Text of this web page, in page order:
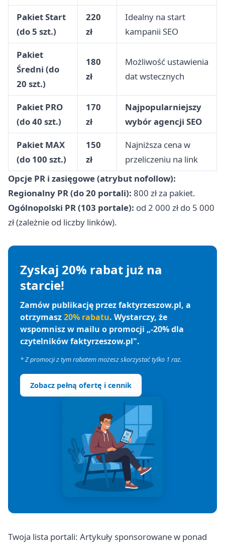
Pakiet Start
(do 5 szt.)
220
zł
Idealny na start
kampanii SEO
Pakiet
Średni (do
20 szt.)
180
zł
Możliwość ustawienia
dat wstecznych
Pakiet PRO
(do 40 szt.)
170
zł
Najpopularniejszy
wybór agencji SEO
Pakiet MAX
(do 100 szt.)
150
zł
Najniższa cena w
przeliczeniu na link
Opcje PR i zasięgowe (atrybut nofollow):
Regionalny PR (do 20 portali): 800 zł za pakiet.
Ogólnopolski PR (103 portale): od 2 000 zł do 5 000
zł (zależnie od liczby linków).
Zyskaj 20% rabat już na
starcie!
Zamów publikację przez faktyrzeszow.pl, a
otrzymasz20% rabatu. Wystarczy, że
wspomnisz w mailu o promocji „-20% dla
czytelników faktyrzeszow.pl".
* Z promocji z tym rabatem możesz skorzystać tylko 1 raz.
Zobacz pełną ofertę i cennik
Twoja lista portali: Artykuły sponsorowane w ponad